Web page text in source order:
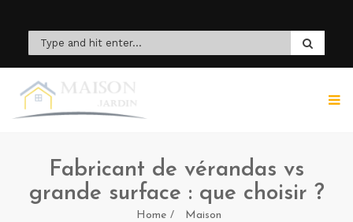
Fabricant de vérandas vs
grande surface : que choisir ?
Home
Maison